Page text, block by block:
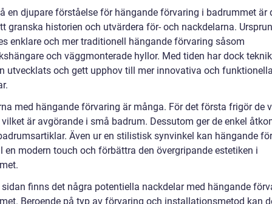
en djupare förståelse för hängande förvaring i badrummet är
granska historien och utvärdera för- och nackdelarna.
enklare och mer traditionell hängande förvaring såsom
och väggmonterade hyllor. Med tiden har dock
utvecklats och gett upphov till mer innovativa och
med hängande förvaring är många. För det första frigör de
är avgörande i små badrum. Dessutom ger de enkel
Även ur en stilistisk synvinkel kan hängande
en modern touch och förbättra den övergripande estetiken i
sidan finns det några potentiella nackdelar med hängande
Beroende på typ av förvaring och installationsmetod kan